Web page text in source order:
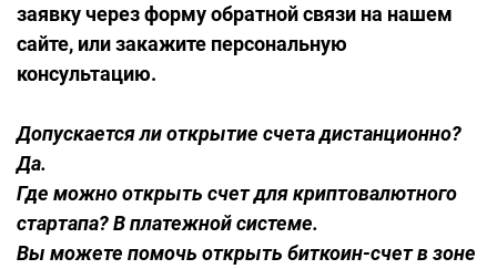
заявку через форму обратной связи на нашем
сайте, или закажите персональную
консультацию.
Допускается ли открытие счета дистанционно?
Да.
Где можно открыть счет для криптовалютного
стартапа? В платежной системе.
Вы можете помочь открыть биткоин-счет в зоне